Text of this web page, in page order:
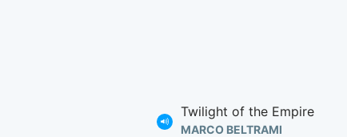
Twilight of the Empire
MARCO BELTRAMI